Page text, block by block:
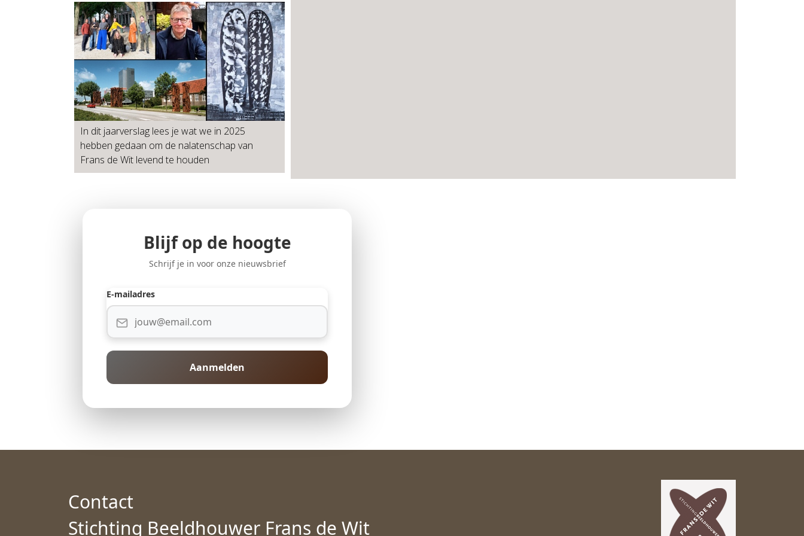
In dit jaarverslag lees je wat we in 2025
hebben gedaan om de nalatenschap van
Frans de Wit levend te houden
Blijf op de hoogte
Schrijf je in voor onze nieuwsbrief
E-mailadres
Aanmelden
Contact
Stichting Beeldhouwer Frans de Wit